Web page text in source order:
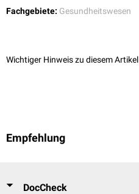
Fachgebiete: Gesundheitswesen
Wichtiger Hinweis zu diesem Artikel
Empfehlung
DocCheck